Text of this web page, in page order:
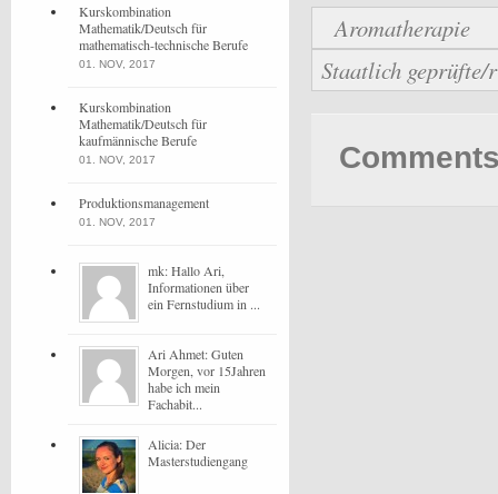
Aromatherapie
Staatlich
Kurskombination
Mathematik/Deutsch für
mathematisch-technische Berufe
01. NOV, 2017
Kurskombination
Mathematik/Deutsch für
kaufmännische Berufe
01. NOV, 2017
Produktionsmanagement
01. NOV, 2017
mk: Hallo Ari,
Informationen über
ein Fernstudium in ...
Ari Ahmet: Guten
Morgen, vor 15Jahren
habe ich mein
Fachabit...
Alicia: Der
Masterstudiengang